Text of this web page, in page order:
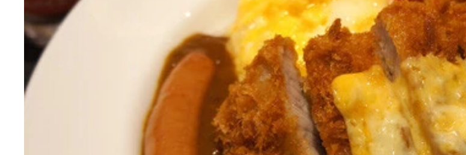
JR京葉線「稲毛海岸駅」
入れば間違いはないんだけど
「イオンマリンピアショッピングセンター」
「ビッグシェフ亭」
「キリン一番搾り生ビール（中）」（518円）
「ジューシーハンバーグ 250g定食」
一品一品ていねいに美味しい
すごいんですよまじで。標高とか
あぁ、これはうまいぞ
肉汁が……
「グラスワイン（赤）」（351円）